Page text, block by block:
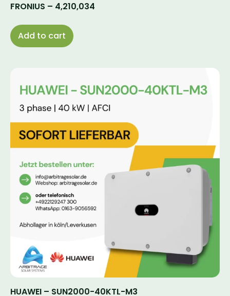
FRONIUS – 4,210,034
Add to cart
HUAWEI – SUN2000-40KTL-M3